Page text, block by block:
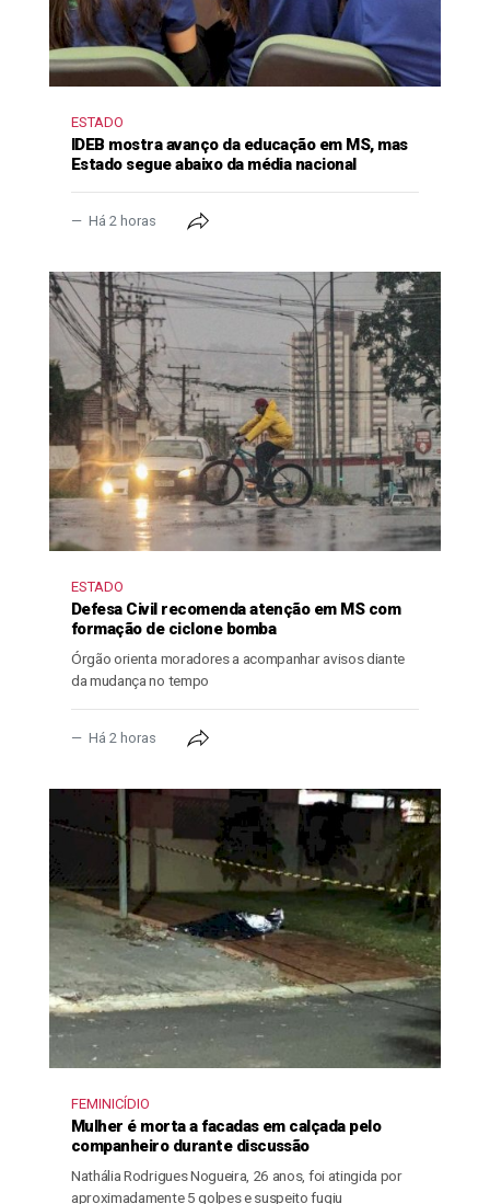
ESTADO
IDEB mostra avanço da educação em MS, mas
Estado segue abaixo da média nacional
Há 2 horas
ESTADO
Defesa Civil recomenda atenção em MS com
formação de ciclone bomba
Órgão orienta moradores a acompanhar avisos diante
da mudança no tempo
Há 2 horas
FEMINICÍDIO
Mulher é morta a facadas em calçada pelo
companheiro durante discussão
Nathália Rodrigues Nogueira, 26 anos, foi atingida por
aproximadamente 5 golpes e suspeito fugiu